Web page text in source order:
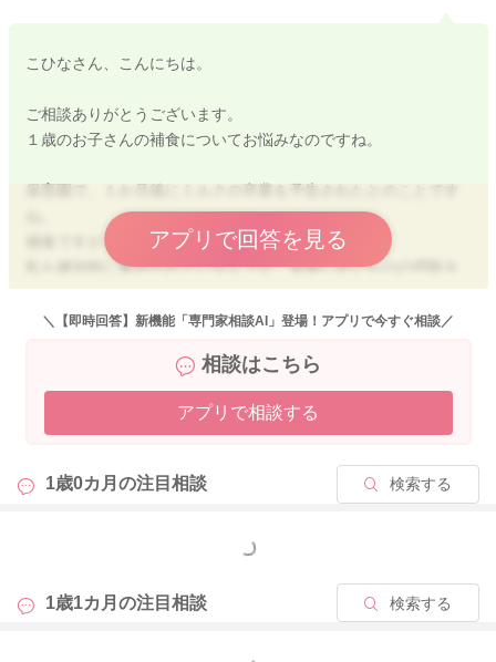
こひなさん、こんにちは。
ご相談ありがとうございます。
１歳のお子さんの補食についてお悩みなのですね。
保育園で、１か月後にミルクの卒業を予告されたとのことです
補食ですが、
私も健診時に案内されているような、食事に近いものの摂取を
おススメしております。
この時期の補食＝おやつではなく、３食で足りないものを補う
源となる、炭水化物を中心に足りない栄養を補っていくという
役割があります。
３００～４００ｍｌ/日の乳製品の摂取をカルシウム摂取のため
におススメしております。
の際に牛乳などの乳製品の摂取がないようなら、補食時につけ
→牛乳またはフォローアップミルク５０～１００ｍｌ
＋おにぎりや蒸しパン、ふかし芋、市販の食パンやロールパン
アプリで回答を見る
＼【即時回答】新機能「専門家相談AI」登場！アプリで今すぐ相談／
相談はこちら
アプリで相談する
1歳0カ月の注目相談 検索する
もっと見る
1歳1カ月の注目相談 検索する